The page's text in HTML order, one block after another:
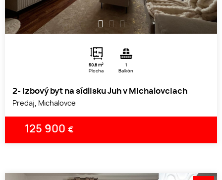
50.8 m2
Plocha
1
Balkón
2- izbový byt na sídlisku Juh v Michalovciach
Predaj, Michalovce
125 900 €